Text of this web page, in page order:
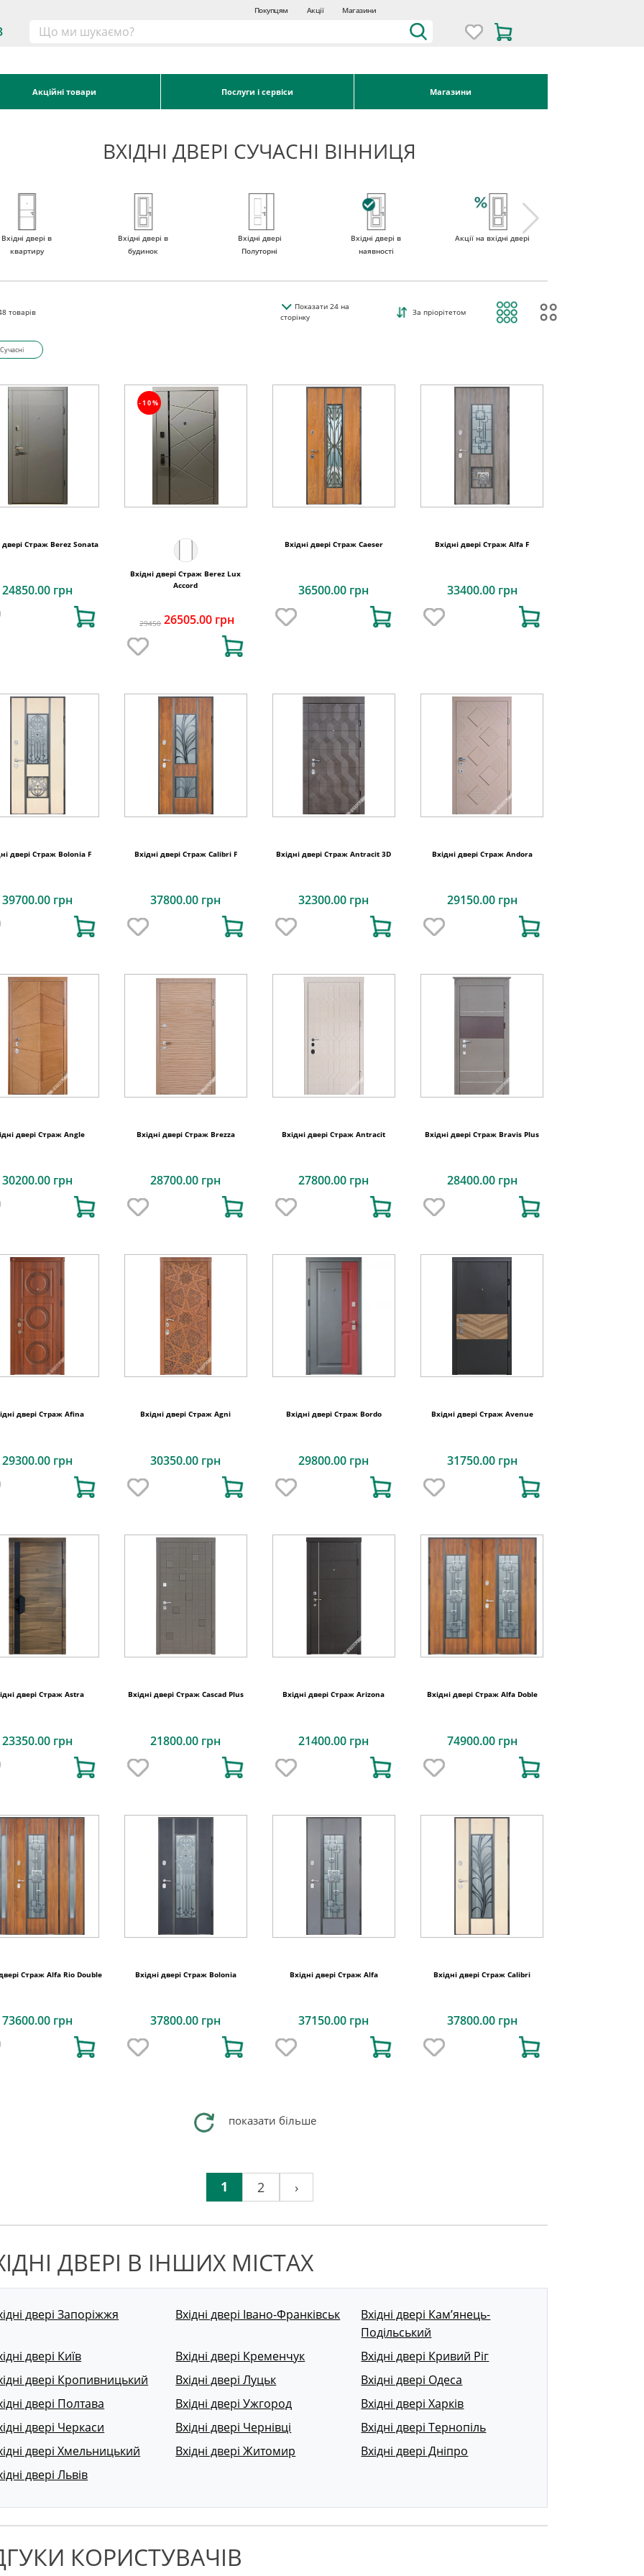
Покупцям Акції Магазини
Акційні товари Послуги і сервіси Магазини
ВХІДНІ ДВЕРІ СУЧАСНІ ВІННИЦЯ
Вхідні двері в
квартиру
Вхідні двері в
будинок
Вхідні двері
Полуторні
Вхідні двері в
наявності
Акції на вхідні двері
товарів
Показати24на
сторінку
За пріорітетом
Сучасні
двері Страж Berez Sonata
24850.00 грн
-10%
Вхідні двері Страж Berez Lux
Accord
29450 26505.00 грн
Вхідні двері Страж Caeser
36500.00 грн
Вхідні двері Страж Alfa F
33400.00 грн
двері Страж Bolonia F
39700.00 грн
Вхідні двері Страж Calibri F
37800.00 грн
Вхідні двері Страж Antracit 3D
32300.00 грн
Вхідні двері Страж Andora
29150.00 грн
двері Страж Angle
30200.00 грн
Вхідні двері Страж Brezza
28700.00 грн
Вхідні двері Страж Antracit
27800.00 грн
Вхідні двері Страж Bravis Plus
28400.00 грн
двері Страж Afina
29300.00 грн
Вхідні двері Страж Agni
30350.00 грн
Вхідні двері Страж Bordo
29800.00 грн
Вхідні двері Страж Avenue
31750.00 грн
двері Страж Astra
23350.00 грн
Вхідні двері Страж Cascad Plus
21800.00 грн
Вхідні двері Страж Arizona
21400.00 грн
Вхідні двері Страж Alfa Doble
74900.00 грн
Страж Alfa Rio Double
73600.00 грн
Вхідні двері Страж Bolonia
37800.00 грн
Вхідні двері Страж Alfa
37150.00 грн
Вхідні двері Страж Calibri
37800.00 грн
показати більше
1 2 ›
ДВЕРІ В ІНШИХ МІСТАХ
двері Запоріжжя Вхідні двері Івано-Франківськ
Вхідні двері Кам’янець-
Подільський
двері Київ
Вхідні двері Кременчук
Вхідні двері Кривий Ріг
двері Кропивницький
Вхідні двері Луцьк
Вхідні двері Одеса
двері Полтава
Вхідні двері Ужгород
Вхідні двері Харків
двері Черкаси
Вхідні двері Чернівці
Вхідні двері Тернопіль
двері Хмельницький
Вхідні двері Житомир
Вхідні двері Дніпро
двері Львів
КОРИСТУВАЧІВ